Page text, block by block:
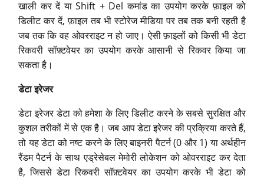
खाली कर दें या Shift + Del कमांड का उपयोग करके फ़ाइल को
डिलीट कर दें, फ़ाइल तब भी स्टोरेज मीडिया पर तब तक बनी रहती है
जब तक कि वह ओवरराइट न हो जाए। ऐसी फ़ाइलों को किसी भी डेटा
रिकवरी सॉफ़्टवेयर का उपयोग करके आसानी से रिकवर किया जा
सकता है।
डेटा इरेजर
डेटा इरेजर डेटा को हमेशा के लिए डिलीट करने के सबसे सुरक्षित और
कुशल तरीकों में से एक है। जब आप डेटा इरेजर की प्रक्रिया करते हैं,
तो यह डेटा को नष्ट करने के लिए बाइनरी पैटर्न (0 और 1) या अर्थहीन
रैंडम पैटर्न के साथ एड्रेसेबल मेमोरी लोकेशन को ओवरराइट कर देता
है, जिससे डेटा रिकवरी सॉफ़्टवेयर का उपयोग करके भी डेटा को